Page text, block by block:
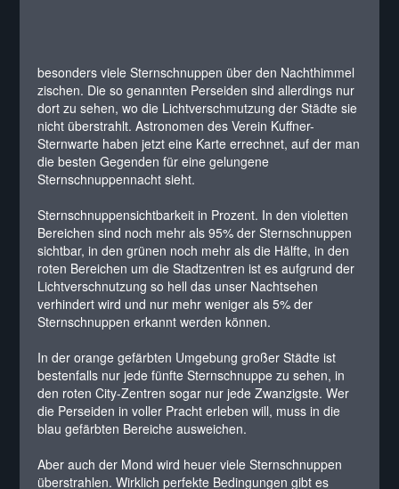
besonders viele Sternschnuppen über den Nachthimmel
zischen. Die so genannten Perseiden sind allerdings nur
dort zu sehen, wo die Lichtverschmutzung der Städte sie
nicht überstrahlt. Astronomen des Verein Kuffner-
Sternwarte haben jetzt eine Karte errechnet, auf der man
die besten Gegenden für eine gelungene
Sternschnuppennacht sieht.
Sternschnuppensichtbarkeit in Prozent. In den violetten
Bereichen sind noch mehr als 95% der Sternschnuppen
sichtbar, in den grünen noch mehr als die Hälfte, in den
roten Bereichen um die Stadtzentren ist es aufgrund der
Lichtverschnutzung so hell das unser Nachtsehen
verhindert wird und nur mehr weniger als 5% der
Sternschnuppen erkannt werden können.
In der orange gefärbten Umgebung großer Städte ist
bestenfalls nur jede fünfte Sternschnuppe zu sehen, in
den roten City-Zentren sogar nur jede Zwanzigste. Wer
die Perseiden in voller Pracht erleben will, muss in die
blau gefärbten Bereiche ausweichen.
Aber auch der Mond wird heuer viele Sternschnuppen
überstrahlen. Wirklich perfekte Bedingungen gibt es